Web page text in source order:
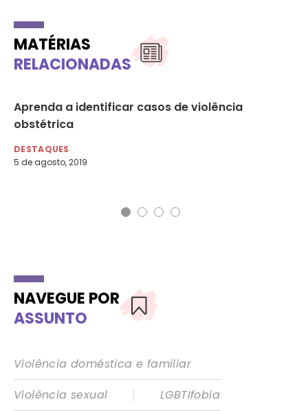
MATÉRIAS
RELACIONADAS
Aprenda a identificar casos de violência
obstétrica
DESTAQUES
5 de agosto, 2019
NAVEGUE POR
ASSUNTO
Violência doméstica e familiar
Violência sexual
|
LGBTIfobia